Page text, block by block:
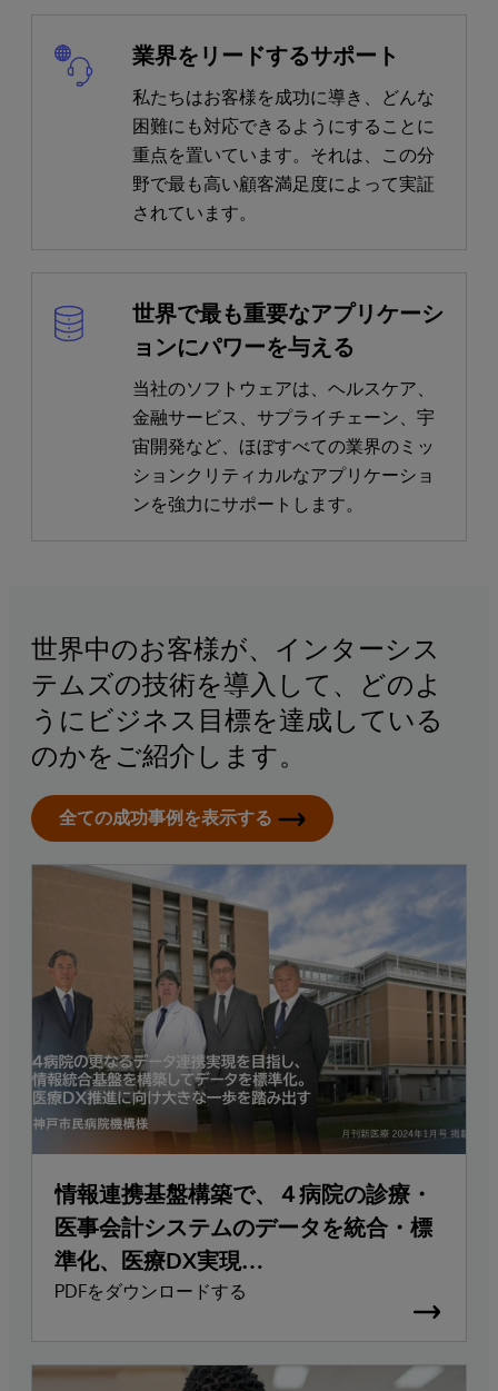
業界をリードするサポート
私たちはお客様を成功に導き、どんな
困難にも対応できるようにすることに
重点を置いています。それは、この分
野で最も高い顧客満足度によって実証
されています。
世界で最も重要なアプリケーシ
ョンにパワーを与える
当社のソフトウェアは、ヘルスケア、
金融サービス、サプライチェーン、宇
宙開発など、ほぼすべての業界のミッ
ションクリティカルなアプリケーショ
ンを強力にサポートします。
世界中のお客様が、インターシス
テムズの技術を導入して、どのよ
うにビジネス目標を達成している
のかをご紹介します。
全ての成功事例を表示する
情報連携基盤構築で、４病院の診療・
医事会計システムのデータを統合・標
準化、医療DX実現
～神戸市民病院機構様～
PDFをダウンロードする